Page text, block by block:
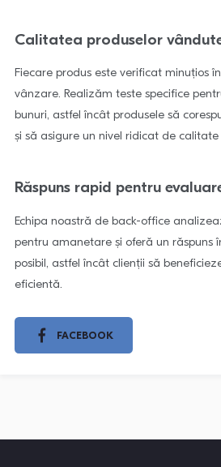
Calitatea produselor
Fiecare produs este verificat minuțios
vânzare. Realizăm teste specifice
bunuri, astfel încât produsele să
și să asigure un nivel ridicat de
Răspuns rapid pentru
Echipa noastră de back-office
pentru amanetare și oferă un răspuns
posibil, astfel încât clienții să
eficientă.
FACEBOOK